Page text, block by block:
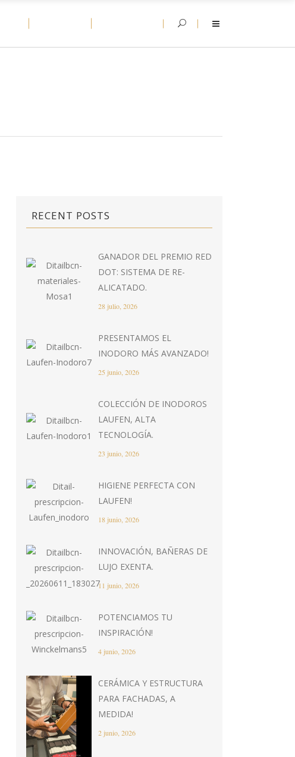
RECENT POSTS
GANADOR DEL PREMIO RED
DOT: SISTEMA DE RE-
ALICATADO.
28 julio, 2026
PRESENTAMOS EL
INODORO MÁS AVANZADO!
25 junio, 2026
COLECCIÓN DE INODOROS
LAUFEN, ALTA
TECNOLOGÍA.
23 junio, 2026
HIGIENE PERFECTA CON
LAUFEN!
18 junio, 2026
INNOVACIÓN, BAÑERAS DE
LUJO EXENTA.
11 junio, 2026
POTENCIAMOS TU
INSPIRACIÓN!
4 junio, 2026
CERÁMICA Y ESTRUCTURA
PARA FACHADAS, A
MEDIDA!
2 junio, 2026